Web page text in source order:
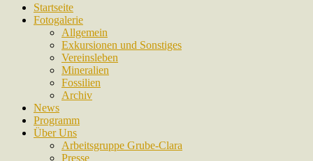
Startseite
Fotogalerie
Allgemein
Exkursionen und Sonstiges
Vereinsleben
Mineralien
Fossilien
Archiv
News
Programm
Über Uns
Arbeitsgruppe Grube-Clara
Presse